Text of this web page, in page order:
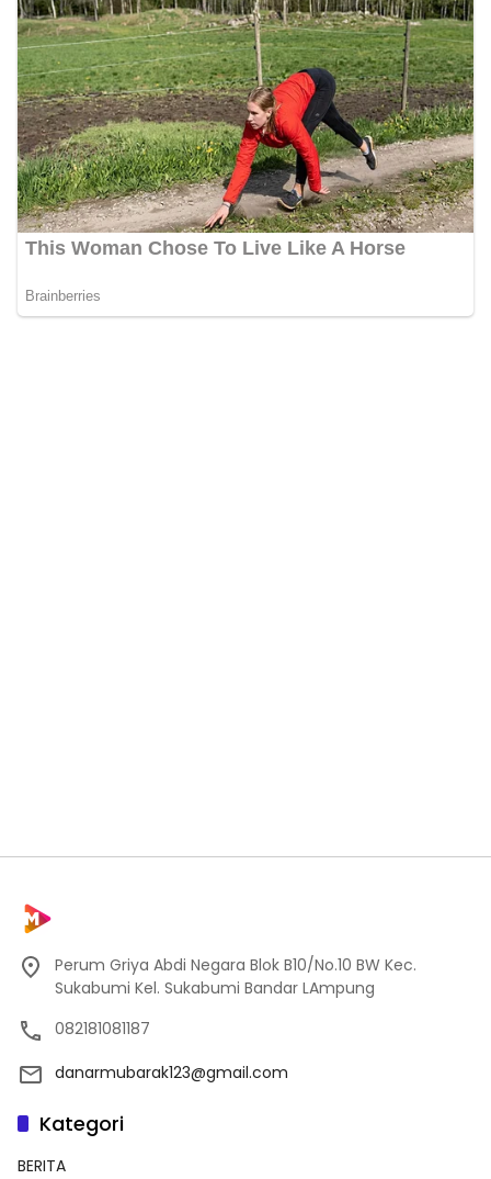
Perum Griya Abdi Negara Blok B10/No.10 BW Kec.
Sukabumi Kel. Sukabumi Bandar LAmpung
082181081187
danarmubarak123@gmail.com
Kategori
BERITA